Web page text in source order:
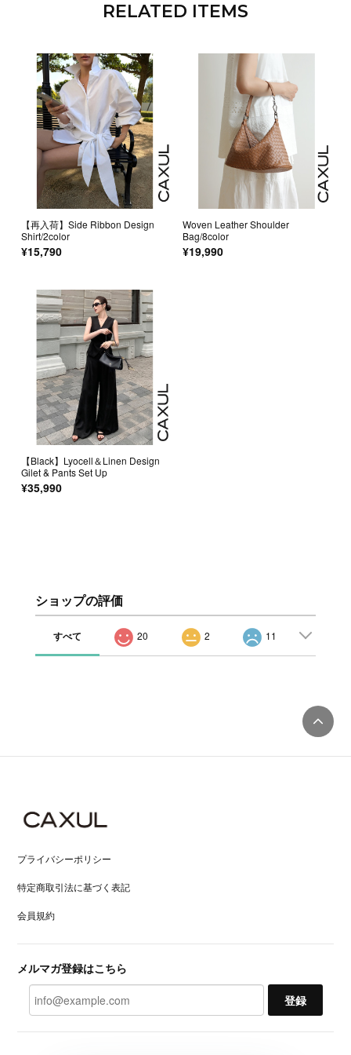
RELATED ITEMS
【再入荷】Side Ribbon Design
Shirt/2color
¥15,790
Woven Leather Shoulder
Bag/8color
¥19,990
【Black】Lyocell＆Linen Design
Gilet & Pants Set Up
¥35,990
ショップの評価
すべて 20 2 11
プライバシーポリシー
特定商取引法に基づく表記
会員規約
メルマガ登録はこちら
登録